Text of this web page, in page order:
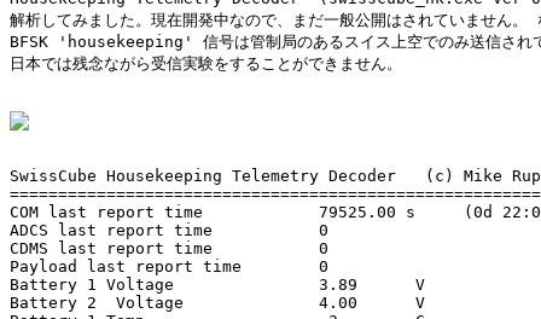
解析してみました。現在開発中なので、まだ一般公開はされていません。
BFSK 'housekeeping' 信号は管制局のあるスイス上空でのみ送信され
日本では残念ながら受信実験をすることができません。
SwissCube Housekeeping Telemetry Decoder   (c) Mike
COM last report time            79525.00 s     (0d
ADCS last report time           0
CDMS last report time           0
Payload last report time        0
Battery 1 Voltage               3.89      V
Battery 2  Voltage              4.00      V